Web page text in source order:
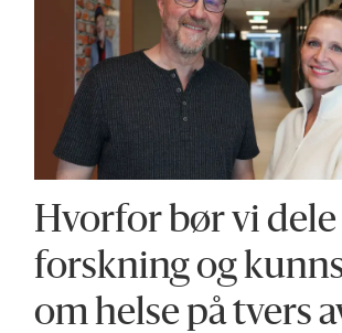
Hvorfor bør vi dele
forskning og
om helse på tvers